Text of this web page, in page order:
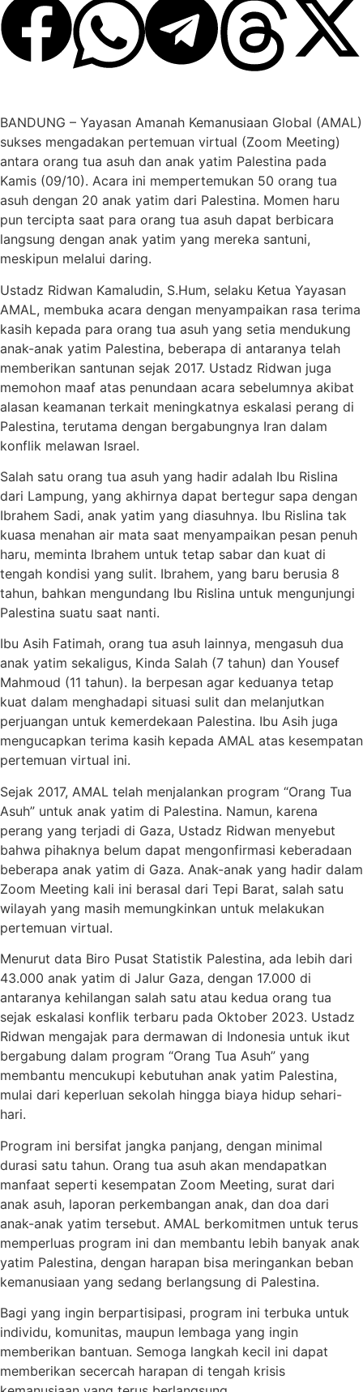
BANDUNG – Yayasan Amanah Kemanusiaan Global (AMAL)
sukses mengadakan pertemuan virtual (Zoom Meeting)
antara orang tua asuh dan anak yatim Palestina pada
Kamis (09/10). Acara ini mempertemukan 50 orang tua
asuh dengan 20 anak yatim dari Palestina. Momen haru
pun tercipta saat para orang tua asuh dapat berbicara
langsung dengan anak yatim yang mereka santuni,
meskipun melalui daring.
Ustadz Ridwan Kamaludin, S.Hum, selaku Ketua Yayasan
AMAL, membuka acara dengan menyampaikan rasa terima
kasih kepada para orang tua asuh yang setia mendukung
anak-anak yatim Palestina, beberapa di antaranya telah
memberikan santunan sejak 2017. Ustadz Ridwan juga
memohon maaf atas penundaan acara sebelumnya akibat
alasan keamanan terkait meningkatnya eskalasi perang di
Palestina, terutama dengan bergabungnya Iran dalam
konflik melawan Israel.
Salah satu orang tua asuh yang hadir adalah Ibu Rislina
dari Lampung, yang akhirnya dapat bertegur sapa dengan
Ibrahem Sadi, anak yatim yang diasuhnya. Ibu Rislina tak
kuasa menahan air mata saat menyampaikan pesan penuh
haru, meminta Ibrahem untuk tetap sabar dan kuat di
tengah kondisi yang sulit. Ibrahem, yang baru berusia 8
tahun, bahkan mengundang Ibu Rislina untuk mengunjungi
Palestina suatu saat nanti.
Ibu Asih Fatimah, orang tua asuh lainnya, mengasuh dua
anak yatim sekaligus, Kinda Salah (7 tahun) dan Yousef
Mahmoud (11 tahun). Ia berpesan agar keduanya tetap
kuat dalam menghadapi situasi sulit dan melanjutkan
perjuangan untuk kemerdekaan Palestina. Ibu Asih juga
mengucapkan terima kasih kepada AMAL atas kesempatan
pertemuan virtual ini.
Sejak 2017, AMAL telah menjalankan program “Orang Tua
Asuh” untuk anak yatim di Palestina. Namun, karena
perang yang terjadi di Gaza, Ustadz Ridwan menyebut
bahwa pihaknya belum dapat mengonfirmasi keberadaan
beberapa anak yatim di Gaza. Anak-anak yang hadir dalam
Zoom Meeting kali ini berasal dari Tepi Barat, salah satu
wilayah yang masih memungkinkan untuk melakukan
pertemuan virtual.
Menurut data Biro Pusat Statistik Palestina, ada lebih dari
43.000 anak yatim di Jalur Gaza, dengan 17.000 di
antaranya kehilangan salah satu atau kedua orang tua
sejak eskalasi konflik terbaru pada Oktober 2023. Ustadz
Ridwan mengajak para dermawan di Indonesia untuk ikut
bergabung dalam program “Orang Tua Asuh” yang
membantu mencukupi kebutuhan anak yatim Palestina,
mulai dari keperluan sekolah hingga biaya hidup sehari-
hari.
Program ini bersifat jangka panjang, dengan minimal
durasi satu tahun. Orang tua asuh akan mendapatkan
manfaat seperti kesempatan Zoom Meeting, surat dari
anak asuh, laporan perkembangan anak, dan doa dari
anak-anak yatim tersebut. AMAL berkomitmen untuk terus
memperluas program ini dan membantu lebih banyak anak
yatim Palestina, dengan harapan bisa meringankan beban
kemanusiaan yang sedang berlangsung di Palestina.
Bagi yang ingin berpartisipasi, program ini terbuka untuk
individu, komunitas, maupun lembaga yang ingin
memberikan bantuan. Semoga langkah kecil ini dapat
memberikan secercah harapan di tengah krisis